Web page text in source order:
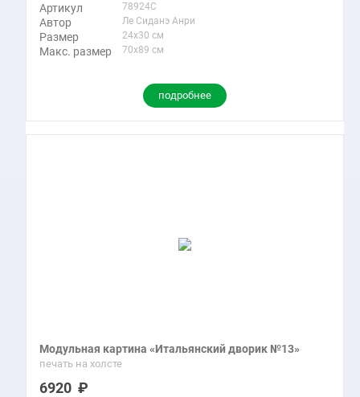
Артикул 78924C
Автор Ле Сиданэ Анри
Размер 24x30 см
Макс. размер 70x89 см
подробнее
Модульная картина «Итальянский дворик №13»
печать на холсте
6920